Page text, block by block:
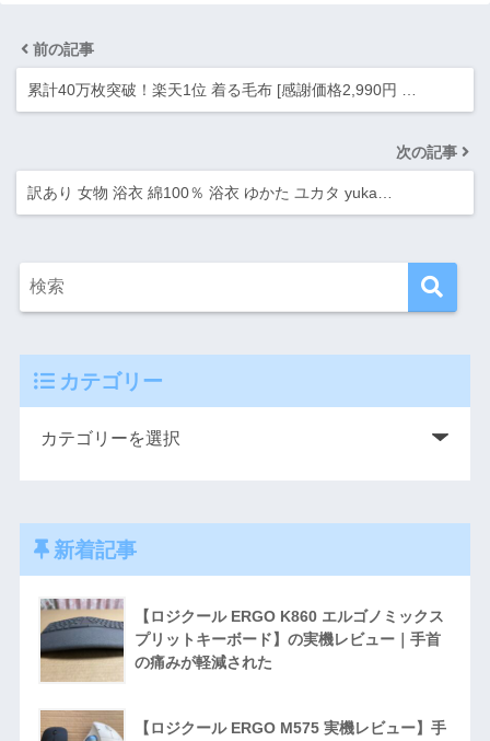
前の記事
累計40万枚突破！楽天1位 着る毛布 [感謝価格2,990円 …
次の記事
訳あり 女物 浴衣 綿100％ 浴衣 ゆかた ユカタ yuka…
カテゴリー
新着記事
【ロジクール ERGO K860 エルゴノミックス
プリットキーボード】の実機レビュー｜手首
の痛みが軽減された
【ロジクール ERGO M575 実機レビュー】手